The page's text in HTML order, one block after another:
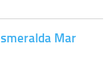
Mar